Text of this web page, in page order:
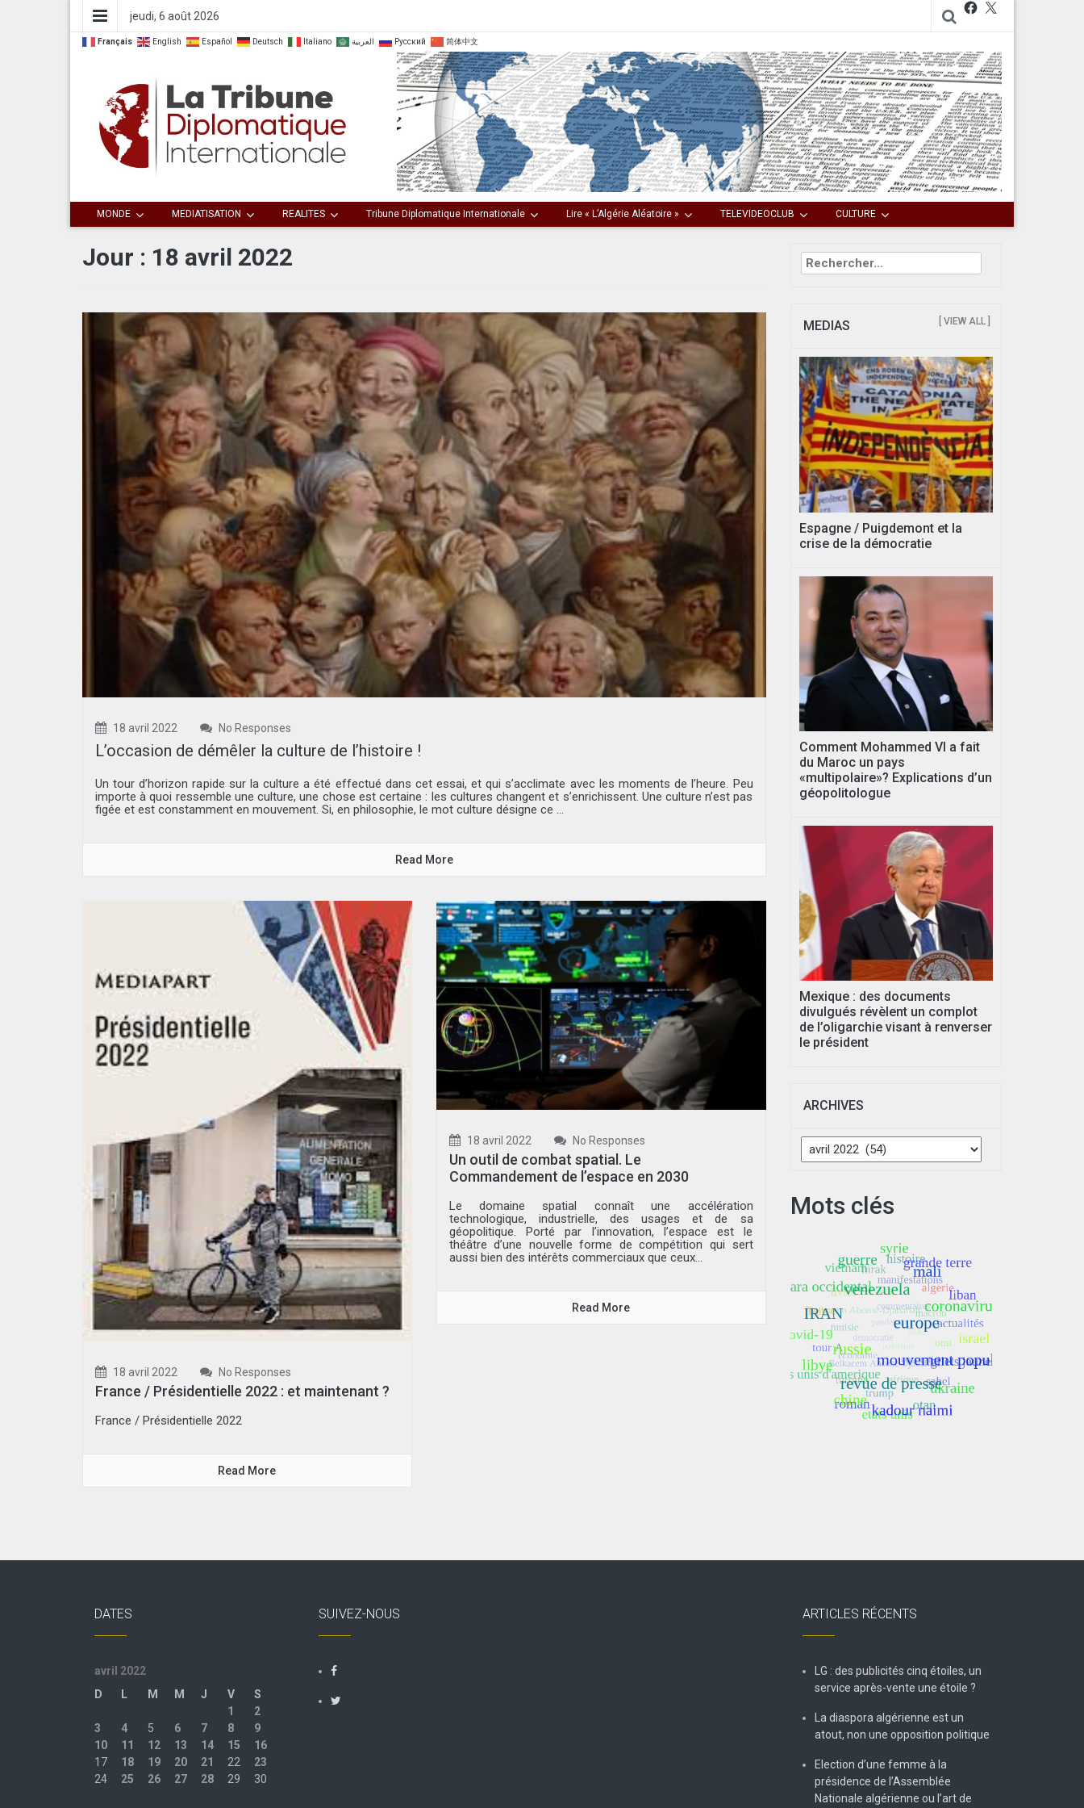
jeudi, 6 août 2026
Français English Español Deutsch Italiano العربية Русский 简体中文
Facebook
La Tribune
Diplomatique
MONDE MEDIATISATION REALITES Tribune Diplomatique Internationale Lire « L’Algérie Aléatoire » TELEVIDEOCLUB CULTURE
Jour : 18 avril 2022
18 avril 2022 No Responses
L’occasion de démêler la culture de l’histoire !
Un tour d’horizon rapide sur la culture a été effectué dans cet essai, et qui s’acclimate avec les moments de l’heure. Peu
importe à quoi ressemble une culture, une chose est certaine : les cultures changent et s’enrichissent. Une culture n’est pas
figée et est constamment en mouvement. Si, en philosophie, le mot culture désigne ce ...
Read More
18 avril 2022 No Responses
France / Présidentielle 2022 : et maintenant ?
France / Présidentielle 2022
Read More
18 avril 2022 No Responses
Un outil de combat spatial. Le
Commandement de l’espace en 2030
Le domaine spatial connaît une accélération
technologique, industrielle, des usages et de sa
géopolitique. Porté par l’innovation, l’espace est le
théâtre d’une nouvelle forme de compétition qui sert
aussi bien des intérêts commerciaux que ceux...
Read More
Rechercher :
MEDIAS [ VIEW ALL ]
Espagne / Puigdemont et la
crise de la démocratie
Comment Mohammed VI a fait
du Maroc un pays
«multipolaire»? Explications d’un
géopolitologue
Mexique : des documents
divulgués révèlent un complot
de l’oligarchie visant à renverser
le président
ARCHIVES
Archives
Mots clés
DATES
avril 2022
D
L M M J V
S
1
2
3
4 5 6 7 8
9
10
11 12 13 14 15
16
17
18 19 20 21 22
23
24
25 26 27 28 29 30
SUIVEZ-NOUS ARTICLES RÉCENTS
LG : des publicités cinq étoiles, un
service après-vente une étoile ?
La diaspora algérienne est un
atout, non une opposition politique
Election d’une femme à la
présidence de l’Assemblée
Nationale algérienne ou l’art de